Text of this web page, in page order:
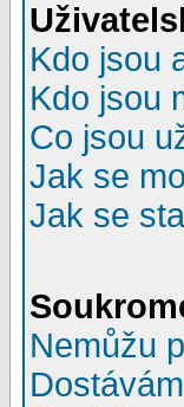
Kdo jsou
Kdo jsou
Co jsou
Jak se
Jak se
Nemůžu